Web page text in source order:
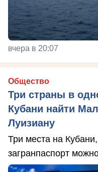
вчера в 20:07
Общество
Три страны в
Кубани найти
Луизиану
Три места на
загранпаспорт